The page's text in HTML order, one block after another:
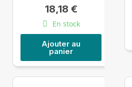
18,18 €
En stock
Ajouter au
panier